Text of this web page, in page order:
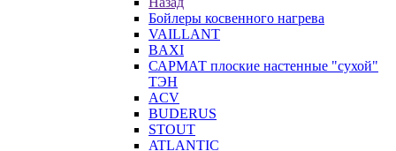
Бойлеры косвенного нагрева
VAILLANT
BAXI
САРМАТ плоские настенные "сухой"
ТЭН
ACV
BUDERUS
STOUT
ATLANTIC